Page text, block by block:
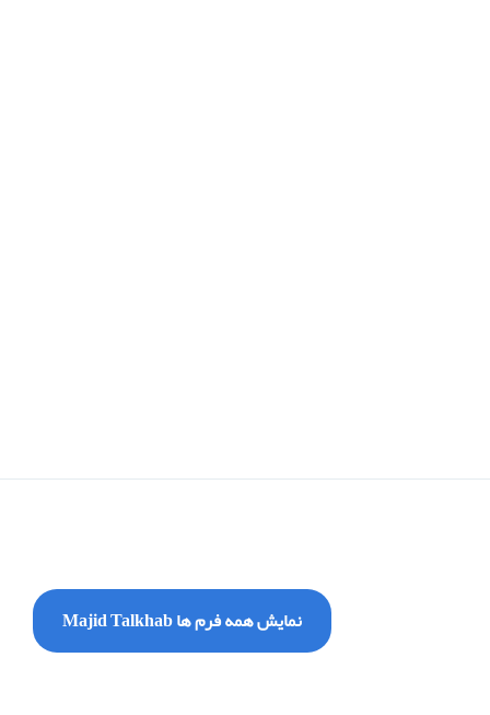
نمایش همه فرم ها Majid Talkhab